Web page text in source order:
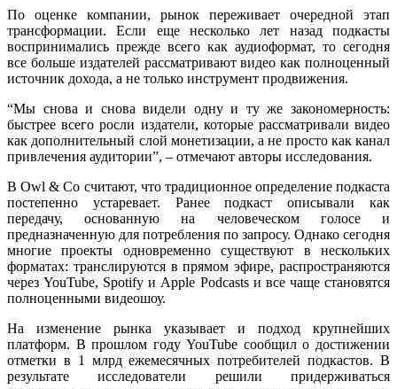
По оценке компании, рынок переживает очередной этап
трансформации. Если еще несколько лет назад подкасты
воспринимались прежде всего как аудиоформат, то сегодня
все больше издателей рассматривают видео как полноценный
источник дохода, а не только инструмент продвижения.
“Мы снова и снова видели одну и ту же закономерность:
быстрее всего росли издатели, которые рассматривали видео
как дополнительный слой монетизации, а не просто как канал
привлечения аудитории”, – отмечают авторы исследования.
В Owl & Co считают, что традиционное определение подкаста
постепенно устаревает. Ранее подкаст описывали как
передачу, основанную на человеческом голосе и
предназначенную для потребления по запросу. Однако сегодня
многие проекты одновременно существуют в нескольких
форматах: транслируются в прямом эфире, распространяются
через YouTube, Spotify и Apple Podcasts и все чаще становятся
полноценными видеошоу.
На изменение рынка указывает и подход крупнейших
платформ. В прошлом году YouTube сообщил о достижении
отметки в 1 млрд ежемесячных потребителей подкастов. В
результате исследователи решили придерживаться